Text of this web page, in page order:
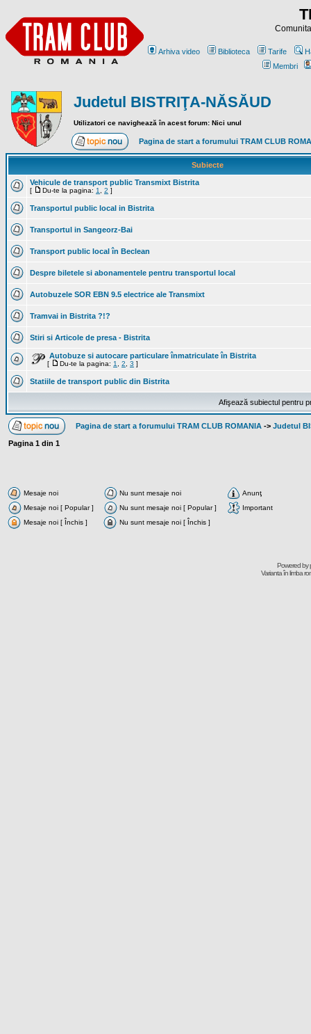
Arhiva video Biblioteca Tarife
Membri
Judetul BISTRIŢA-NĂSĂUD
Utilizatori ce navighează în acest forum: Nici unul
Pagina de start a forumului TRAM CLUB
Subiecte
Vehicule de transport public Transmixt Bistrita
[ Du-te la pagina: 1 2 ]
Transportul public local in Bistrita
Transportul in Sangeorz-Bai
Transport public local în Beclean
Despre biletele si abonamentele pentru transportul local
Autobuzele SOR EBN 9.5 electrice ale Transmixt
Tramvai in Bistrita ?!?
Stiri si Articole de presa - Bistrita
Autobuze si autocare particulare înmatriculate în Bistrita
[ Du-te la pagina: 1 2 3 ]
Statiile de transport public din Bistrita
Afişează subiectul pentru
Pagina de start a forumului TRAM CLUB ROMANIA -> Judetul
Pagina 1 din 1
Mesaje noi Nu sunt mesaje noi
Anunţ
Mesaje noi [ Popular ]
Nu sunt mesaje noi [ Popular ]
Important
Mesaje noi [ Închis ]
Nu sunt mesaje noi [ Închis ]
Powered by
Varianta în limba